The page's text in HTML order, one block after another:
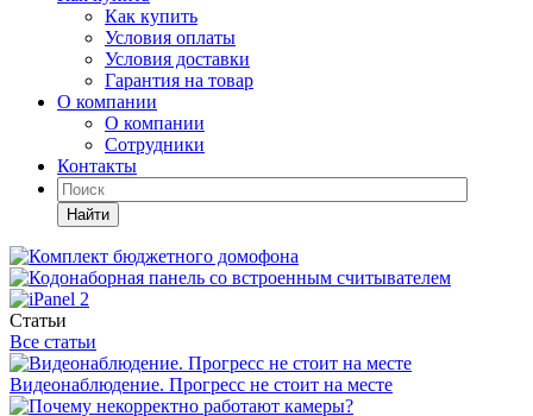
Как купить
Условия оплаты
Условия доставки
Гарантия на товар
О компании
О компании
Сотрудники
Контакты
Найти
Статьи
Все статьи
Видеонаблюдение. Прогресс не стоит на месте